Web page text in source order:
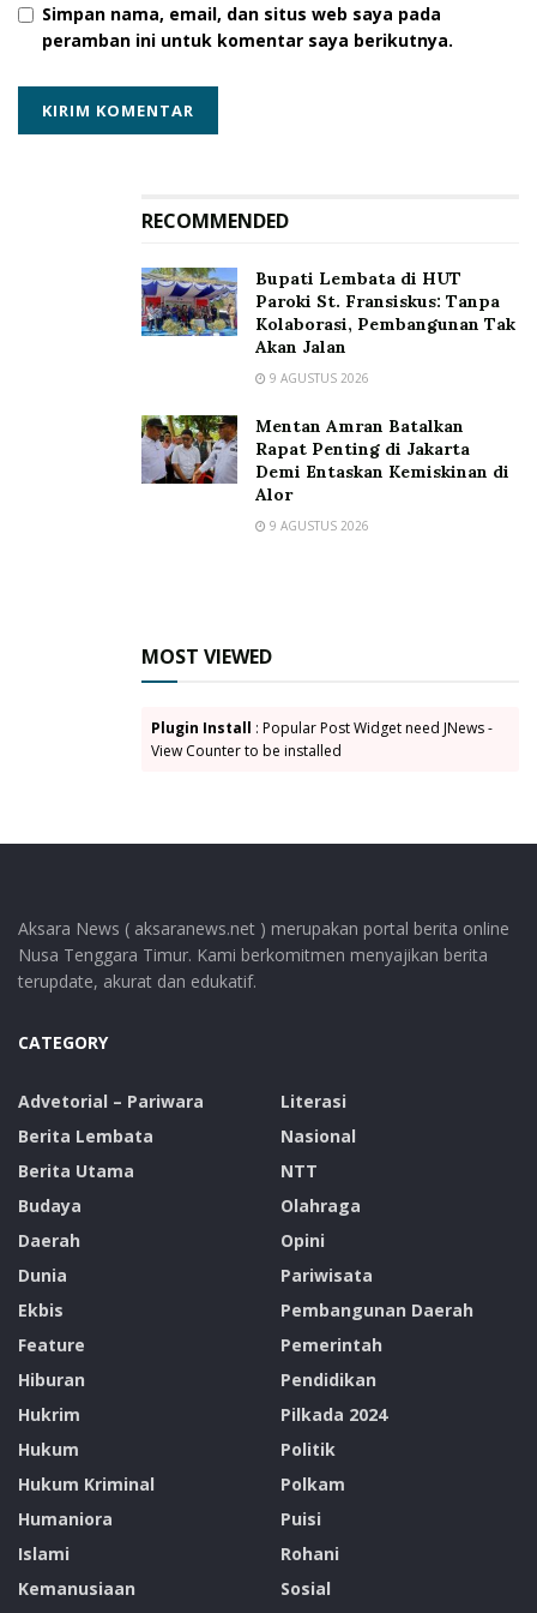
Simpan nama, email, dan situs web saya pada
peramban ini untuk komentar saya berikutnya.
RECOMMENDED
Bupati Lembata di HUT
Paroki St. Fransiskus: Tanpa
Kolaborasi, Pembangunan Tak
Akan Jalan
9 AGUSTUS 2026
Mentan Amran Batalkan
Rapat Penting di Jakarta
Demi Entaskan Kemiskinan di
Alor
9 AGUSTUS 2026
MOST VIEWED
Plugin Install : Popular Post Widget need JNews -
View Counter to be installed
Aksara News ( aksaranews.net ) merupakan portal berita online
Nusa Tenggara Timur. Kami berkomitmen menyajikan berita
terupdate, akurat dan edukatif.
CATEGORY
Advetorial – Pariwara
Berita Lembata
Berita Utama
Budaya
Daerah
Dunia
Ekbis
Feature
Hiburan
Hukrim
Hukum
Hukum Kriminal
Humaniora
Islami
Kemanusiaan
Literasi
Nasional
NTT
Olahraga
Opini
Pariwisata
Pembangunan Daerah
Pemerintah
Pendidikan
Pilkada 2024
Politik
Polkam
Puisi
Rohani
Sosial